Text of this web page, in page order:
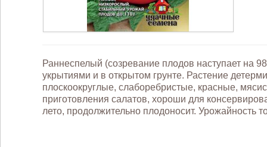
Раннеспелый (созревание плодов наступает на
укрытиями и в открытом грунте. Растение
плоскоокруглые, слаборебристые, красные,
приготовления салатов, хороши для
лето, продолжительно плодоносит. Урожайность